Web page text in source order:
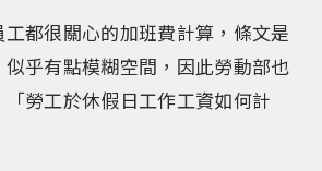
都很關心的加班費計算，條文是
乎有點模糊空間，因此勞動部也
勞工於休假日工作工資如何計